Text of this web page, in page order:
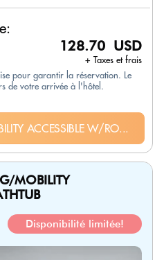
128.70 USD
+ Taxes et frais
pour garantir la réservation. Le
de votre arrivée à l'hôtel.
ACCESSIBLE W/RO...
MOBILITY
Disponibilité limitée!